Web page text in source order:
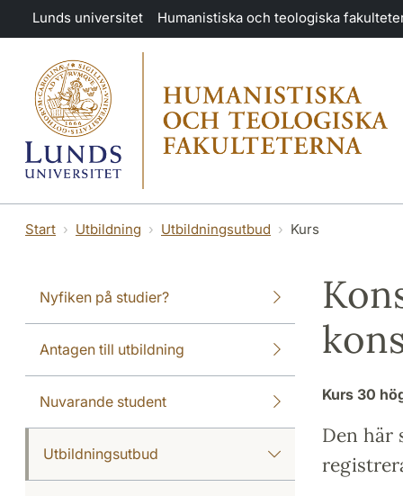
Hoppa till huvudinnehåll
Lunds universitet Humanistiska och teologiska
Start Utbildning Utbildningsutbud Kurs
Nyfiken på studier?
Antagen till utbildning
Nuvarande student
Utbildningsutbud
Kurs 30
Den här